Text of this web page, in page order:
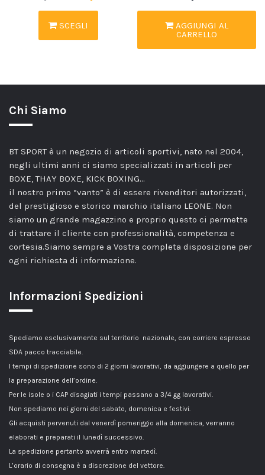
SCEGLI
AGGIUNGI AL
CARRELLO
Chi Siamo
BT SPORT è un negozio di articoli sportivi, nato nel 2004,
negli ultimi anni ci siamo specializzati in articoli per
BOXE, THAY BOXE, KICK BOXING…
il nostro primo “vanto” è di essere rivenditori autorizzati,
del prestigioso e storico marchio italiano LEONE. Non
siamo un grande magazzino e proprio questo ci permette
di trattare il cliente con professionalità, competenza e
cortesia.Siamo sempre a Vostra completa disposizione per
ogni richiesta di informazione.
Informazioni Spedizioni
Spediamo esclusivamente sul territorio nazionale, con corriere espresso
SDA pacco tracciabile.
I tempi di spedizione sono di 2 giorni lavorativi, da aggiungere a quello per
la preparazione dell’ordine.
Per le isole o i CAP disagiati i tempi passano a 3/4 gg lavorativi.
Non spediamo nei giorni del sabato, domenica e festivi.
Gli acquisti pervenuti dal venerdì pomeriggio alla domenica, verranno
elaborati e preparati il lunedì successivo.
La spedizione pertanto avverrà entro martedì.
L’orario di consegna è a discrezione del vettore.